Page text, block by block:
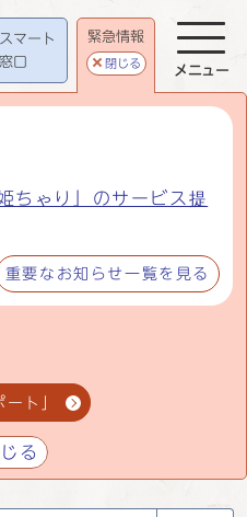
スマート
窓口
緊急情報
閉じる
ちゃり」のサービス提
重要なお知らせ一覧を見る
ト」
る
メニュー